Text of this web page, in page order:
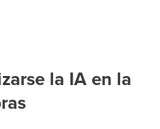
la IA en la